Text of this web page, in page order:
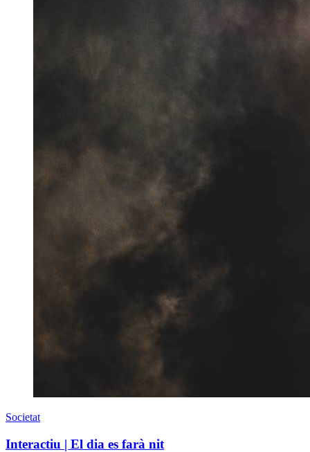
Societat
Interactiu | El dia es farà nit